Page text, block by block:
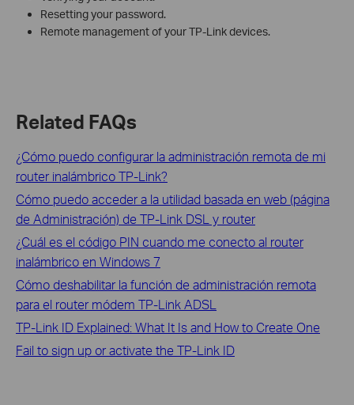
Resetting your password.
Remote management of your TP-Link devices.
Related FAQs
¿Cómo puedo configurar la administración remota de mi
router inalámbrico TP-Link?
Cómo puedo acceder a la utilidad basada en web (página
de Administración) de TP-Link DSL y router
¿Cuál es el código PIN cuando me conecto al router
inalámbrico en Windows 7
Cómo deshabilitar la función de administración remota
para el router módem TP-Link ADSL
TP-Link ID Explained: What It Is and How to Create One
Fail to sign up or activate the TP-Link ID